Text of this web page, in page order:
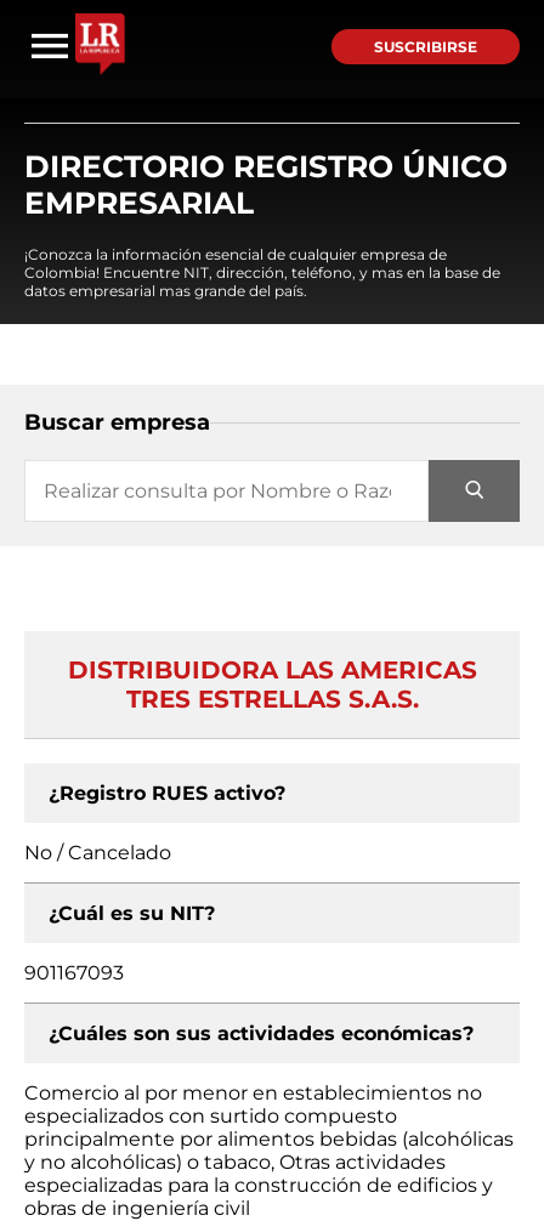
SUSCRIBIRSE
DIRECTORIO REGISTRO ÚNICO
EMPRESARIAL
¡Conozca la información esencial de cualquier empresa de
Colombia! Encuentre NIT, dirección, teléfono, y mas en la base de
datos empresarial mas grande del país.
Buscar empresa
DISTRIBUIDORA LAS AMERICAS
TRES ESTRELLAS S.A.S.
¿Registro RUES activo?
No / Cancelado
¿Cuál es su NIT?
901167093
¿Cuáles son sus actividades económicas?
Comercio al por menor en establecimientos no
especializados con surtido compuesto
principalmente por alimentos bebidas (alcohólicas
y no alcohólicas) o tabaco, Otras actividades
especializadas para la construcción de edificios y
obras de ingeniería civil